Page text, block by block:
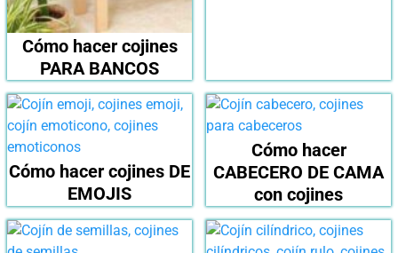
Cómo hacer cojines
PARA BANCOS
Cómo hacer cojines DE
EMOJIS
Cómo hacer
CABECERO DE CAMA
con cojines